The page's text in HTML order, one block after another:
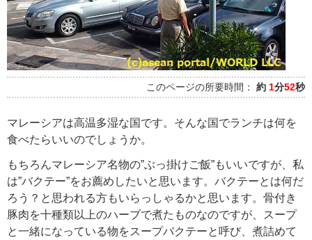
このページの所要時間： 約 1分52秒
マレーシアは高温多湿な国です。そんな国でランチは何を
食べたらいいのでしょうか。
もちろんマレーシア名物の”ぶっ掛けご飯”もいいですが、私
は”バクテー”をお薦めしたいと思います。バクテーとは何だ
ろう？と思われる方もいらっしゃるかと思います。骨付き
豚肉を十種類以上のハーブで煮たものなのですが、スープ
と一緒になっている物をスープバクテーと呼び、煮詰めて